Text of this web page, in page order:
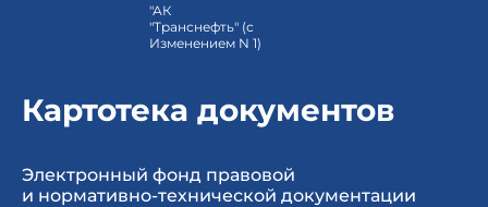
"АК
"Транснефть" (с
Изменением N 1)
Картотека документов
Электронный фонд правовой
и нормативно-технической документации